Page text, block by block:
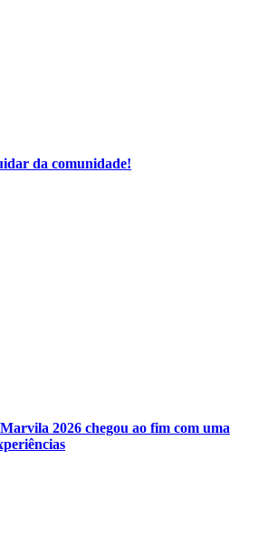
da comunidade!
2026 chegou ao fim com uma